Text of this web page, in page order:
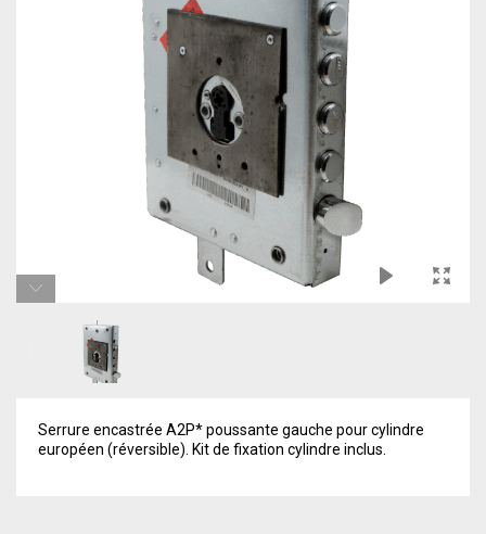
Serrure encastrée A2P* poussante gauche pour cylindre
européen (réversible). Kit de fixation cylindre inclus.